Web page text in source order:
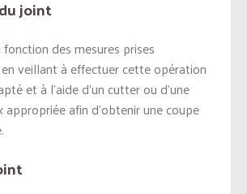
joint
des mesures prises
veillant à effectuer cette opération
et à l’aide d’un cutter ou d’une
appropriée afin d’obtenir une coupe